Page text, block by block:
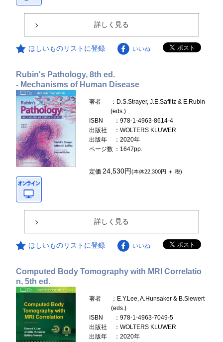
詳しく見る
ほしいものリストに登録 いいね
Rubin's Pathology, 8th ed.
- Mechanisms of Human Disease
著者
：D.S.Strayer, J.E.Saffitz & E.Rubin
(eds.)
ISBN
：978-1-4963-8614-4
出版社
：WOLTERS KLUWER
出版年
：2020年
ページ数 ：1647pp.
定価24,530円(本体22,300円 ＋ 税)
詳しく見る
ほしいものリストに登録 いいね
Computed Body Tomography with MRI Correlatio
n, 5th ed.
著者
：E.Y.Lee, A.Hunsaker & B.Siewert
(eds.)
ISBN
：978-1-4963-7049-5
出版社
：WOLTERS KLUWER
出版年
：2020年